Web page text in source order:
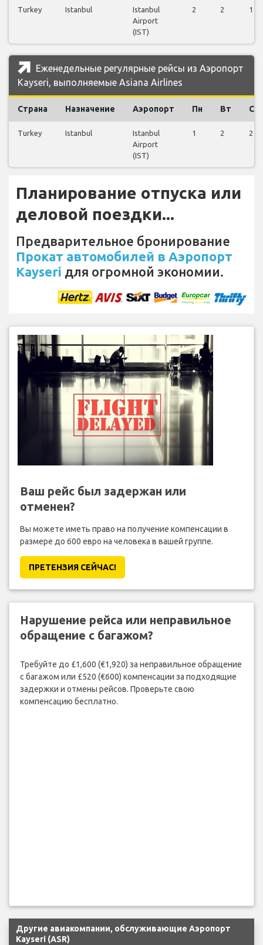
Turkey Istanbul
Istanbul
Airport
(IST)
2 2 1
Еженедельные регулярные рейсы из Аэропорт
Kayseri, выполняемые Asiana Airlines
Страна Назначение Аэропорт Пн Вт Ср
Turkey Istanbul
Istanbul
Airport
(IST)
1 2 2
Планирование отпуска или
деловой поездки...
Предварительное бронирование
Прокат автомобилей в Аэропорт
Kayseri для огромной экономии.
Ваш рейс был задержан или
отменен?
Вы можете иметь право на получение компенсации в
размере до 600 евро на человека в вашей группе.
ПРЕТЕНЗИЯ CЕЙЧАС!
Нарушение рейса или неправильное
обращение с багажом?
Требуйте до £1,600 (€1,920) за неправильное обращение
с багажом или £520 (€600) компенсации за подходящие
задержки и отмены рейсов. Проверьте свою
компенсацию бесплатно.
Другие авиакомпании, обслуживающие Аэропорт
Kayseri (ASR)